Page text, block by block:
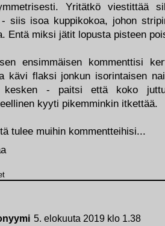
Yritätkö viestittää
siis isoa kuppikokoa, johon
Entä miksi jätit lopusta pisteen
ensimmäisen kommenttisi
kävi flaksi jonkun isorintaisen
kesken - paitsi että koko
kyyti pikemminkin itkettää.
tulee muihin kommentteihisi...
5. elokuuta 2019 klo 1.38